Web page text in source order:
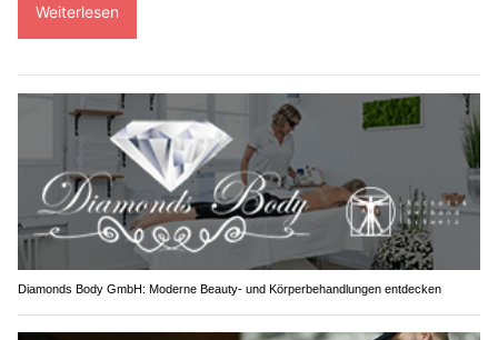
Weiterlesen
Diamonds Body GmbH: Moderne Beauty- und Körperbehandlungen entdecken